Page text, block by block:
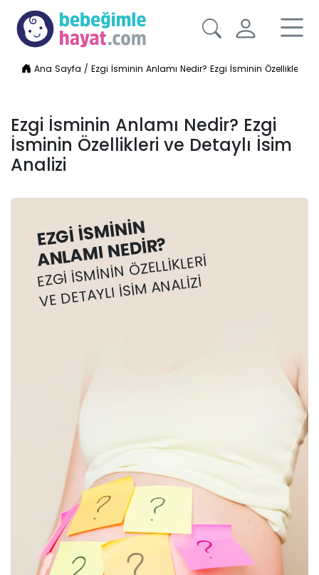
Ana Sayfa /Ezgi İsminin Anlamı Nedir? Ezgi İsminin Özellikleri
Ezgi İsminin Anlamı Nedir? Ezgi
İsminin Özellikleri ve Detaylı İsim
Analizi
EZGI İSMININ
ANLAMI NEDIR?
EZGI İSMININ ÖZELLIKLERI
VE DETAYLI İSIM ANALIZI